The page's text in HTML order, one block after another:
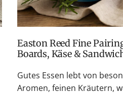
Easton Reed Fine Pairings: Fruchtige Chutneys für BBQ, Cheese
Boards, Käse &
Gutes Essen lebt von
Aromen, feinen Kräutern,